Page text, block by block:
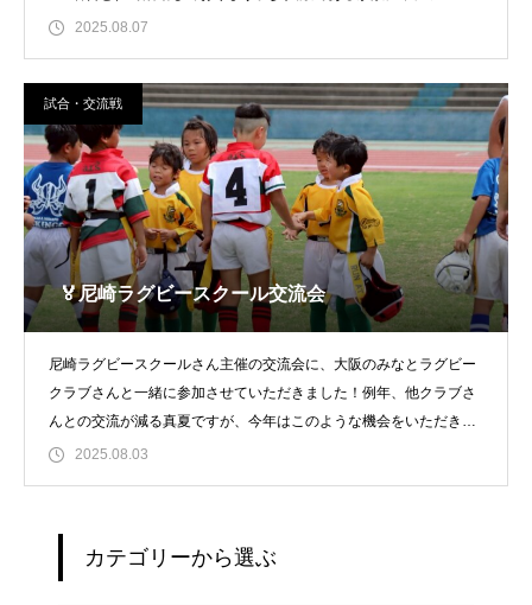
働という事もあり
2025.08.07
試合・交流戦
🏅尼崎ラグビースクール交流会
尼崎ラグビースクールさん主催の交流会に、大阪のみなとラグビー
クラブさんと一緒に参加させていただきました！例年、他クラブさ
んとの交流が減る真夏ですが、今年はこのような機会をいただき本
当にうれし
2025.08.03
カテゴリーから選ぶ